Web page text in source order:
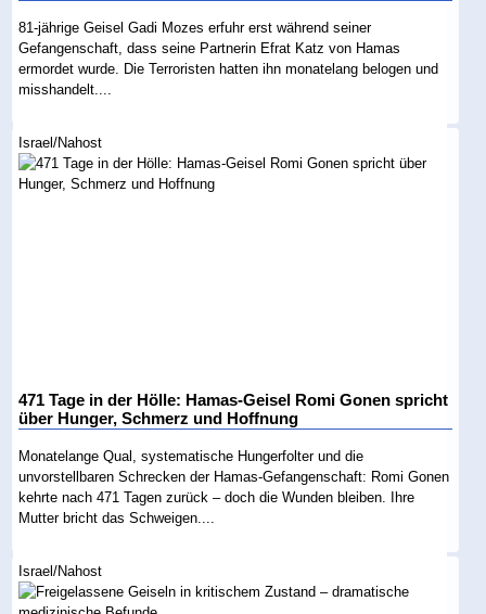
81-jährige Geisel Gadi Mozes erfuhr erst während seiner
Gefangenschaft, dass seine Partnerin Efrat Katz von Hamas
ermordet wurde. Die Terroristen hatten ihn monatelang belogen und
misshandelt....
Israel/Nahost
471 Tage in der Hölle: Hamas-Geisel Romi Gonen spricht
über Hunger, Schmerz und Hoffnung
Monatelange Qual, systematische Hungerfolter und die
unvorstellbaren Schrecken der Hamas-Gefangenschaft: Romi Gonen
kehrte nach 471 Tagen zurück – doch die Wunden bleiben. Ihre
Mutter bricht das Schweigen....
Israel/Nahost